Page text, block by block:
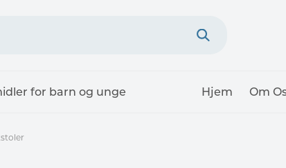
for barn og unge Hjem Om